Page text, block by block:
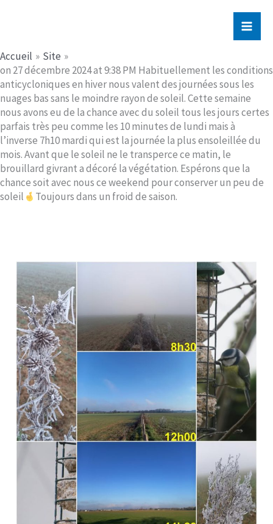
Accueil
Site
on 27 décembre 2024 at 9:38 PM Habituellement les conditions
anticycloniques en hiver nous valent des journées sous les
nuages bas sans le moindre rayon de soleil. Cette semaine
nous avons eu de la chance avec du soleil tous les jours certes
parfais très peu comme les 10 minutes de lundi mais à
l’inverse 7h10 mardi qui est la journée la plus ensoleillée du
mois. Avant que le soleil ne le transperce ce matin, le
brouillard givrant a décoré la végétation. Espérons que la
chance soit avec nous ce weekend pour conserver un peu de
soleil
Toujours dans un froid de saison.